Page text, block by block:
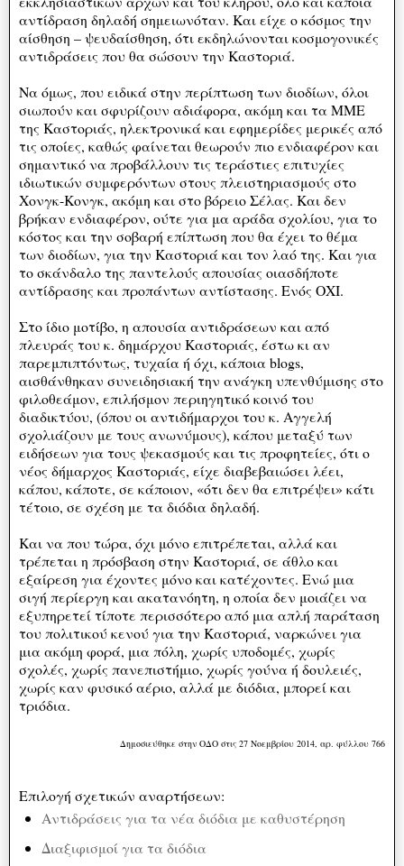
αντίδραση δηλαδή σημειωνόταν. Και είχε ο κόσμος την
αίσθηση – ψευδαίσθηση, ότι εκδηλώνονται κοσμογονικές
αντιδράσεις που θα σώσουν την Καστοριά.
Να όμως, που ειδικά στην περίπτωση των διοδίων, όλοι
σιωπούν και σφυρίζουν αδιάφορα, ακόμη και τα ΜΜΕ
της Καστοριάς, ηλεκτρονικά και εφημερίδες μερικές από
τις οποίες, καθώς φαίνεται θεωρούν πιο ενδιαφέρον και
σημαντικό να προβάλλουν τις τεράστιες επιτυχίες
ιδιωτικών συμφερόντων στους πλειστηριασμούς στο
Χονγκ-Κονγκ, ακόμη και στο βόρειο Σέλας. Και δεν
βρήκαν ενδιαφέρον, ούτε για μα αράδα σχολίου, για το
κόστος και την σοβαρή επίπτωση που θα έχει το θέμα
των διοδίων, για την Καστοριά και τον λαό της. Και για
το σκάνδαλο της παντελούς απουσίας οιασδήποτε
αντίδρασης και προπάντων αντίστασης. Ενός ΟΧΙ.
Στο ίδιο μοτίβο, η απουσία αντιδράσεων και από
πλευράς του κ. δημάρχου Καστοριάς, έστω κι αν
παρεμπιπτόντως, τυχαία ή όχι, κάποια blogs,
αισθάνθηκαν συνειδησιακή την ανάγκη υπενθύμισης στο
φιλοθεάμον, επιλήσμον περιηγητικό κοινό του
διαδικτύου, (όπου οι αντιδήμαρχοι του κ. Αγγελή
σχολιάζουν με τους ανωνύμους), κάπου μεταξύ των
ειδήσεων για τους ψεκασμούς και τις προφητείες, ότι ο
νέος δήμαρχος Καστοριάς, είχε διαβεβαιώσει λέει,
κάπου, κάποτε, σε κάποιον, «ότι δεν θα επιτρέψει» κάτι
τέτοιο, σε σχέση με τα διόδια δηλαδή.
Και να που τώρα, όχι μόνο επιτρέπεται, αλλά και
τρέπεται η πρόσβαση στην Καστοριά, σε άθλο και
εξαίρεση για έχοντες μόνο και κατέχοντες. Ενώ μια
σιγή περίεργη και ακατανόητη, η οποία δεν μοιάζει να
εξυπηρετεί τίποτε περισσότερο από μια απλή παράταση
του πολιτικού κενού για την Καστοριά, ναρκώνει για
μια ακόμη φορά, μια πόλη, χωρίς υποδομές, χωρίς
σχολές, χωρίς πανεπιστήμιο, χωρίς γούνα ή δουλειές,
χωρίς καν φυσικό αέριο, αλλά με διόδια, μπορεί και
τριόδια.
Δημοσιεύθηκε στην ΟΔΟ στις 27 Νοεμβρίου 2014, αρ. φύλλου 766
Επιλογή σχετικών αναρτήσεων:
Αντιδράσεις για τα νέα διόδια με καθυστέρηση
Διαξιφισμοί για τα διόδια